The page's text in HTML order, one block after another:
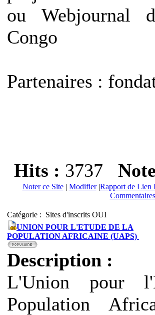
ou Webjournal
Congo
Partenaires :
Hits : 3737
Noter ce Site| Modifier|Rapport de Lien
Catégorie : Sites d'inscrits OUI
UNION POUR L'ETUDE DE LA
POPULATION AFRICAINE (UAPS)
Description :
L'Union pour
Population